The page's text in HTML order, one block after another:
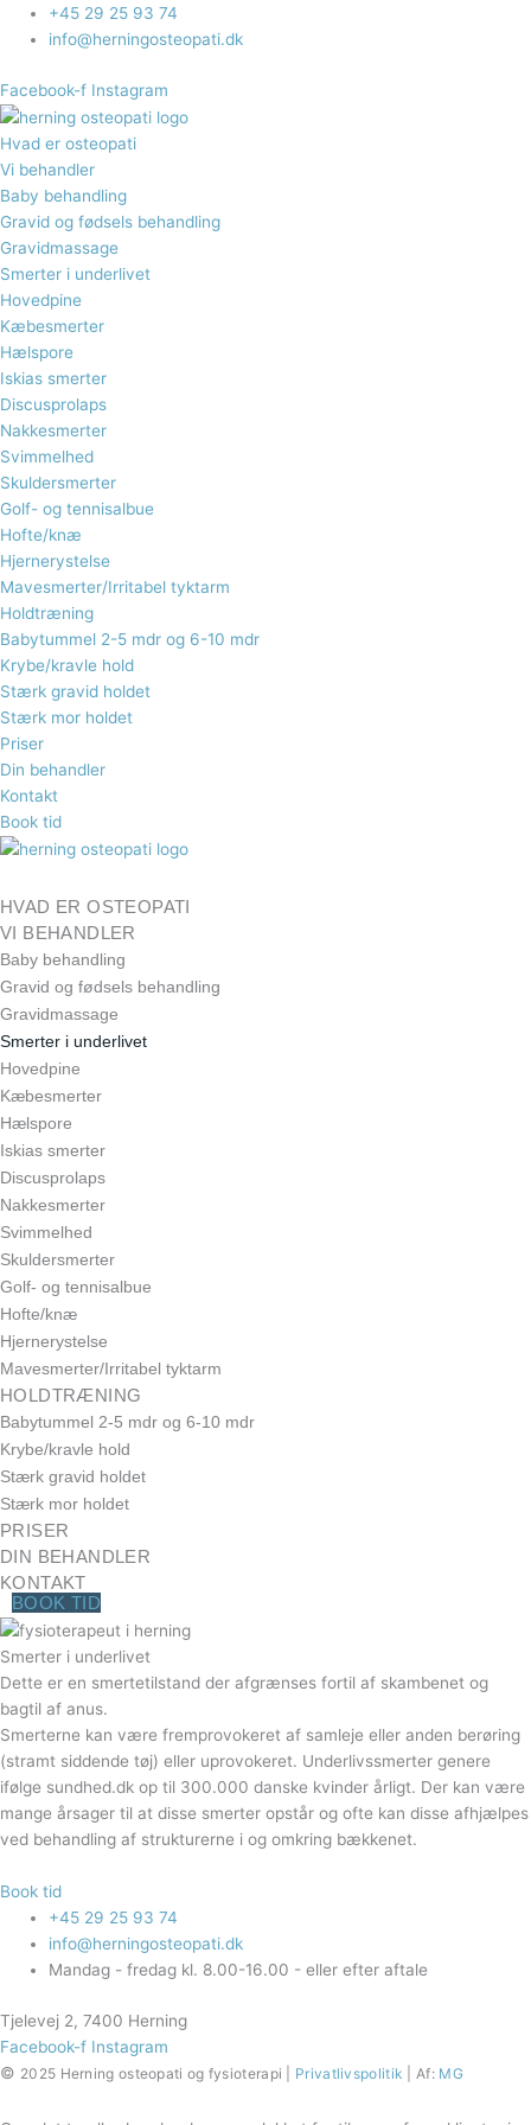
+45 29 25 93 74
info@herningosteopati.dk
Facebook-f Instagram
Hvad er osteopati
Vi behandler
Baby behandling
Gravid og fødsels behandling​
Gravidmassage
Smerter i underlivet
Hovedpine
Kæbesmerter
Hælspore​
Iskias smerter
Discusprolaps
Nakkesmerter
Svimmelhed
Skuldersmerter
Golf- og tennisalbue
Hofte/knæ
Hjernerystelse
Mavesmerter/Irritabel tyktarm
Holdtræning
Babytummel 2-5 mdr og 6-10 mdr
Krybe/kravle hold
Stærk gravid holdet
Stærk mor holdet
Priser
Din behandler
Kontakt
Book tid
HVAD ER OSTEOPATI
VI BEHANDLER
Baby behandling
Gravid og fødsels behandling​
Gravidmassage
Smerter i underlivet
Hovedpine
Kæbesmerter
Hælspore​
Iskias smerter
Discusprolaps
Nakkesmerter
Svimmelhed
Skuldersmerter
Golf- og tennisalbue
Hofte/knæ
Hjernerystelse
Mavesmerter/Irritabel tyktarm
HOLDTRÆNING
Babytummel 2-5 mdr og 6-10 mdr
Krybe/kravle hold
Stærk gravid holdet
Stærk mor holdet
PRISER
DIN BEHANDLER
KONTAKT
BOOK TID
Smerter i underlivet
Dette er en smertetilstand der afgrænses fortil af skambenet og
bagtil af anus.
Smerterne kan være fremprovokeret af samleje eller anden berøring
(stramt siddende tøj) eller uprovokeret. Underlivssmerter genere
ifølge sundhed.dk op til 300.000 danske kvinder årligt. Der kan være
mange årsager til at disse smerter opstår og ofte kan disse afhjælpes
ved behandling af strukturerne i og omkring bækkenet.
Book tid
+45 29 25 93 74
info@herningosteopati.dk
Mandag - fredag kl. 8.00-16.00 - eller efter aftale
Tjelevej 2, 7400 Herning
Facebook-f Instagram
© 2025 Herning osteopati og fysioterapi | Privatlivspolitik | Af: MG